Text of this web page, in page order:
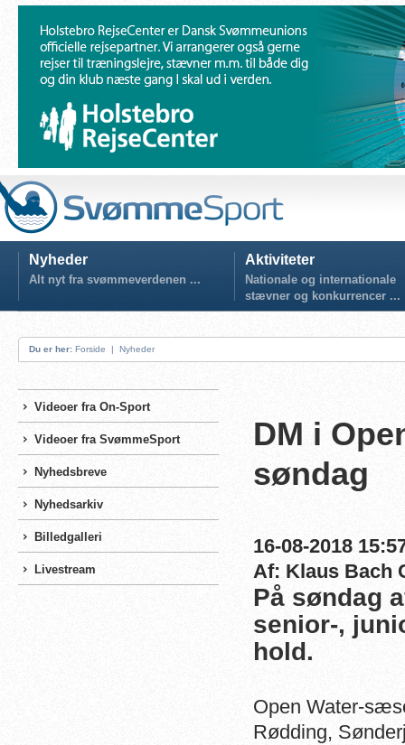
Nyheder
Alt nyt fra svømmeverdenen ...
Aktiviteter
Nationale og internationale
stævner og konkurrencer ...
Du er her: Forside | Nyheder
Videoer fra On-Sport
Videoer fra SvømmeSport
Nyhedsbreve
Nyhedsarkiv
Billedgalleri
Livestream
DM i
søndag
16-08-2018
Af: Klaus Bach
På søndag
senior-,
hold.
Open Water-
Rødding,